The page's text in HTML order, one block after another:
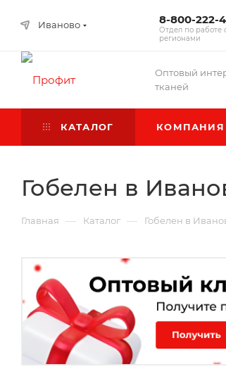
Иваново 8-800-222-
Отдел по работе
регионами
Оптовый
тканей
КАТАЛОГ КОМПАНИЯ
Гобелен в
Главная — Каталог — Гобелен в